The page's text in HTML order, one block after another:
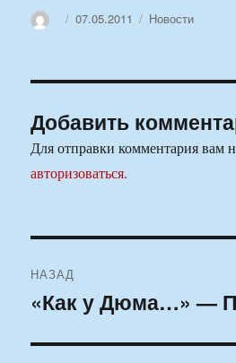
АвторОпубликовано
07.05.2011 Рубрики
Новости
Добавить
Для отправки комментария вам
авторизоваться.
по
НАЗАД
Предыдущая
«Как у Дюма…» —